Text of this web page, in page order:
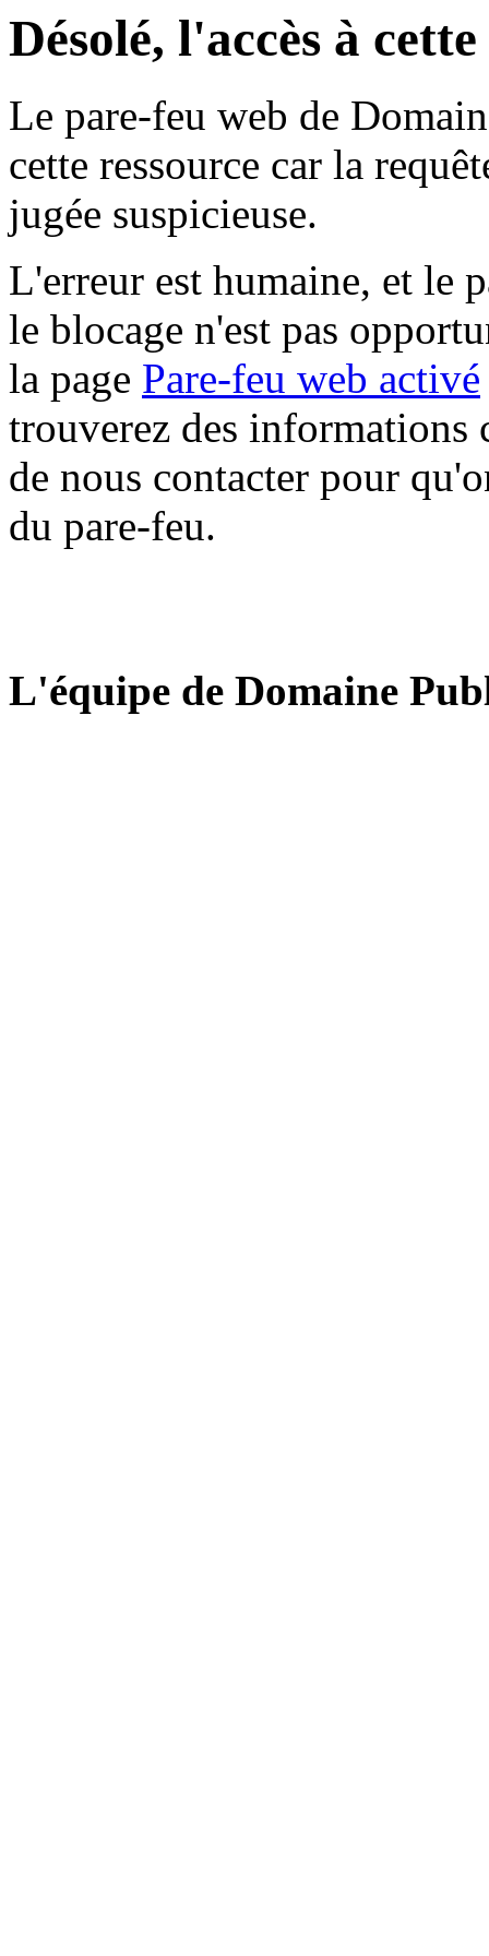
Désolé, l'accès à
Le pare-feu web de
cette ressource car la
jugée suspicieuse.
L'erreur est humaine, et le
le blocage n'est pas
la page Pare-feu web activé
trouverez des informations
de nous contacter pour
du pare-feu.
L'équipe de Domaine